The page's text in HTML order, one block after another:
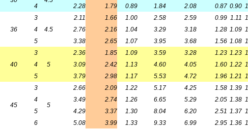
এঙ্গেল
সহজ বিভাগ
ব্যবহৃত হয়।
এবং নির্দিষ্ট
billet হয়,এবং
স্বাভাবিককরণ বা
পর্যাপ্ত ইনভেন্টরি
কোণ ইস্পাতের স্পেসিফিকেশন এবং তালিকা সম্পূর্ণ, প্রান্ত দৈর্ঘ্য এবং প্রান্ত বেধ